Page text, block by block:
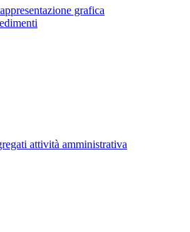
grafica
attività amministrativa